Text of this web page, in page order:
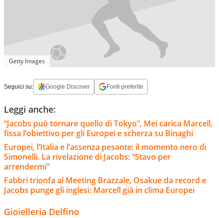
Getty Images
Seguici su: Google Discover Fonti preferite
Leggi anche:
“Jacobs può tornare quello di Tokyo”, Mei carica Marcell,
fissa l’obiettivo per gli Europei e scherza su Binaghi
Europei, l’Italia e l’assenza pesante: il momento nero di
Simonelli. La rivelazione di Jacobs: “Stavo per
arrendermi”
Fabbri trionfa al Meeting Brazzale, Osakue da record e
Jacobs punge gli inglesi: Marcell già in clima Europei
Gioielleria Delfino